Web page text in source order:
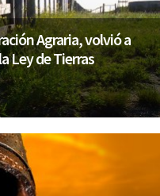
Agraria, volvió a
Ley de Tierras